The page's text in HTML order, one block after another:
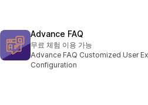
Advance FAQ
무료 체험 이용 가능
Advance FAQ Customized User
Configuration